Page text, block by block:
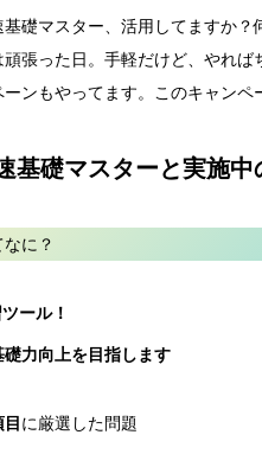
礎マスター、活用してますか
張った日。手軽だけど、やれ
ンもやってます。このキャンペ
礎マスターと実施
に？
ール！
力向上を目指します
に厳選した問題